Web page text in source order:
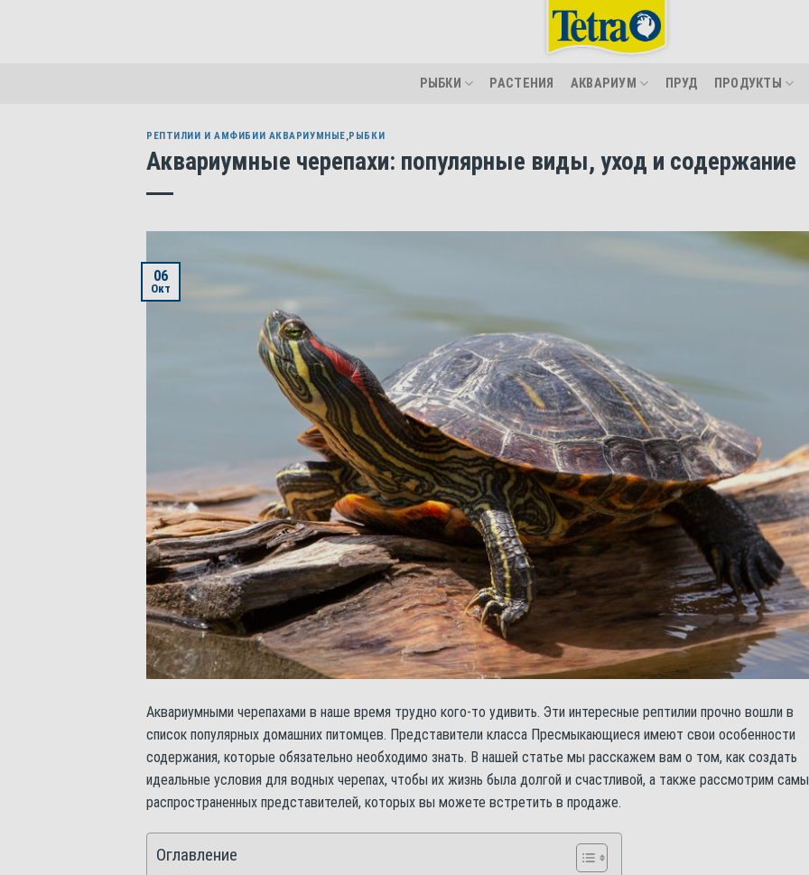
РЫБКИ РАСТЕНИЯ АКВАРИУМ ПРУД ПРОДУКТЫ
РЕПТИЛИИ И АМФИБИИ АКВАРИУМНЫЕ,РЫБКИ
Аквариумные черепахи: популярные виды, уход и содержание
06
Окт
Аквариумными черепахами в наше время трудно кого-то удивить. Эти интересные рептилии прочно вошли в
список популярных домашних питомцев. Представители класса Пресмыкающиеся имеют свои особенности
содержания, которые обязательно необходимо знать. В нашей статье мы расскажем вам о том, как создать
идеальные условия для водных черепах, чтобы их жизнь была долгой и счастливой, а также рассмотрим
распространенных представителей, которых вы можете встретить в продаже.
Оглавление